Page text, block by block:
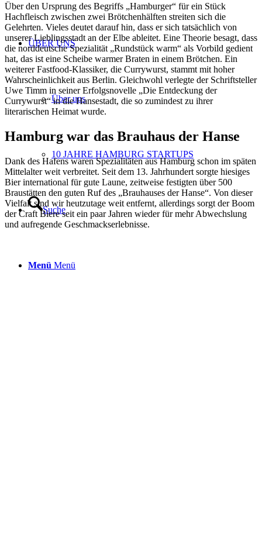
ÜBER UNS
Über uns
10 JAHRE HAMBURG STARTUPS
Suche
Menü Menü
Über den Ursprung des Begriffs „Hamburger“ für ein Stück
Hachfleisch zwischen zwei Brötchenhälften streiten sich die
Gelehrten. Vieles deutet darauf hin, dass er sich tatsächlich von
unserer Lieblingsstadt an der Elbe ableitet. Eine Theorie besagt, dass
die norddeutsche Spezialität „Rundstück warm“ als Vorbild gedient
hat, das ist eine Scheibe warmer Braten in einem Brötchen. Ein
weiterer Fastfood-Klassiker, die Currywurst, stammt mit hoher
Wahrscheinlichkeit aus Berlin. Gleichwohl verlegte der Schriftsteller
Uwe Timm in seiner Erfolgsnovelle „Die Entdeckung der
Currywurst“ in die Hansestadt, die so zumindest zu ihrer
literarischen Heimat wurde.
Hamburg war das Brauhaus der Hanse
Dank des Hafens waren Spezialitäten aus Hamburg schon im späten
Mittelalter weit verbreitet. Seit dem 13. Jahrhundert sorgte hiesiges
Bier international für gute Laune, zeitweise festigten über 500
Braustätten den guten Ruf des „Brauhauses der Hanse“. Von dieser
Vielfalt sind wir heutzutage weit entfernt, allerdings sorgt der Boom
der Craft Biere seit ein paar Jahren wieder für mehr Abwechslung
und aufregende Geschmackserlebnisse.